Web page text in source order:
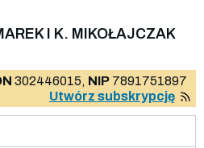
I K. MIKOŁAJCZAK
302446015, NIP 7891751897
Utwórz subskrypcję